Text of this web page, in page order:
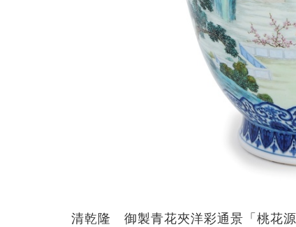
清乾隆 御製青花夾洋彩通景「桃花